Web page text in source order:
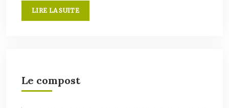
LIRE LA SUITE
Le compost